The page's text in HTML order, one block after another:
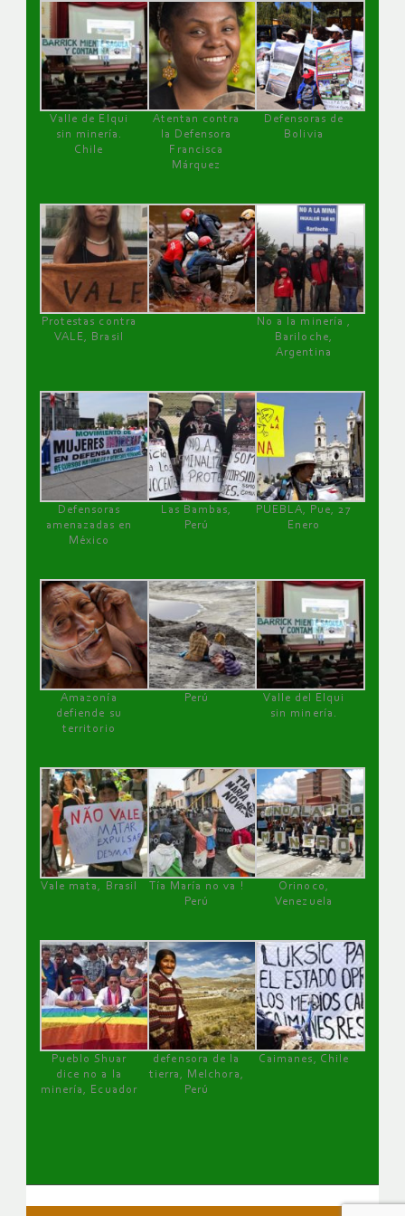
Valle de Elqui
sin minería.
Chile
Atentan contra
la Defensora
Francisca
Márquez
Defensoras de
Bolivia
Protestas contra
VALE, Brasil
No a la minería ,
Bariloche,
Argentina
Defensoras
amenazadas en
México
Las Bambas,
Perú
PUEBLA, Pue, 27
Enero
Amazonía
defiende su
territorio
Perú
Valle del Elqui
sin minería.
Vale mata, Brasil
Tía María no va !
Perú
Orinoco,
Venezuela
Pueblo Shuar
dice no a la
minería, Ecuador
defensora de la
tierra, Melchora,
Perú
Caimanes, Chile